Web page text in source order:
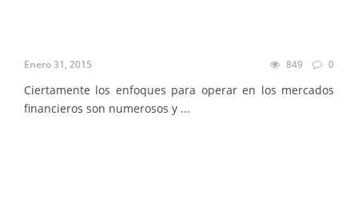
Enero 31, 2015 849 0
Ciertamente los enfoques para operar en los mercados
financieros son numerosos y ...